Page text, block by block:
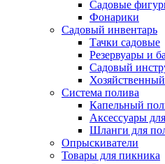
Садовые
Фонарики
Садовый инвентарь
Тачки садовые
Резервуары и
Садовый
Система полива
Капельный
Аксессуары
Шланги для
Опрыскиватели
Товары для пикника